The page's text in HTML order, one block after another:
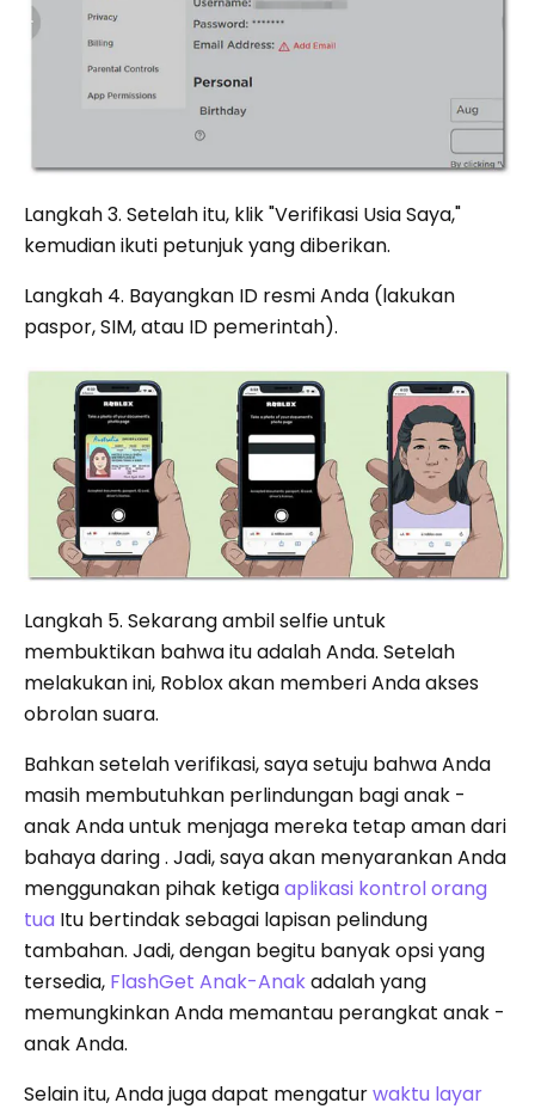
Langkah 3. Setelah itu, klik "Verifikasi Usia Saya,"
kemudian ikuti petunjuk yang diberikan.
Langkah 4. Bayangkan ID resmi Anda (lakukan
paspor, SIM, atau ID pemerintah).
Langkah 5. Sekarang ambil selfie untuk
membuktikan bahwa itu adalah Anda. Setelah
melakukan ini, Roblox akan memberi Anda akses
obrolan suara.
Bahkan setelah verifikasi, saya setuju bahwa Anda
masih membutuhkan perlindungan bagi anak -
anak Anda untuk menjaga mereka tetap aman dari
bahaya daring . Jadi, saya akan menyarankan Anda
menggunakan pihak ketigaaplikasi kontrol orang
tua Itu bertindak sebagai lapisan pelindung
tambahan. Jadi, dengan begitu banyak opsi yang
tersedia, FlashGet Anak-Anakadalah yang
memungkinkan Anda memantau perangkat anak -
anak Anda.
Selain itu, Anda juga dapat mengaturwaktu layar